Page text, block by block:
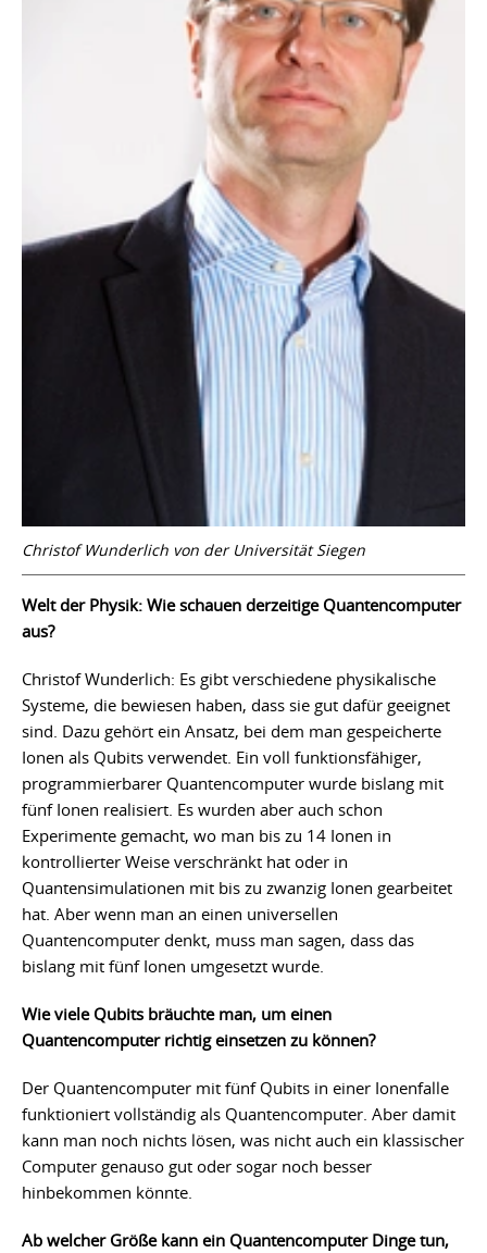
Christof Wunderlich von der Universität Siegen
Welt der Physik: Wie schauen derzeitige Quantencomputer
aus?
Christof Wunderlich: Es gibt verschiedene physikalische
Systeme, die bewiesen haben, dass sie gut dafür geeignet
sind. Dazu gehört ein Ansatz, bei dem man gespeicherte
Ionen als Qubits verwendet. Ein voll funktionsfähiger,
programmierbarer Quantencomputer wurde bislang mit
fünf Ionen realisiert. Es wurden aber auch schon
Experimente gemacht, wo man bis zu 14 Ionen in
kontrollierter Weise verschränkt hat oder in
Quantensimulationen mit bis zu zwanzig Ionen gearbeitet
hat. Aber wenn man an einen universellen
Quantencomputer denkt, muss man sagen, dass das
bislang mit fünf Ionen umgesetzt wurde.
Wie viele Qubits bräuchte man, um einen
Quantencomputer richtig einsetzen zu können?
Der Quantencomputer mit fünf Qubits in einer Ionenfalle
funktioniert vollständig als Quantencomputer. Aber damit
kann man noch nichts lösen, was nicht auch ein klassischer
Computer genauso gut oder sogar noch besser
hinbekommen könnte.
Ab welcher Größe kann ein Quantencomputer Dinge tun,